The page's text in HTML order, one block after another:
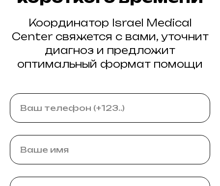
Координатор Israel Medical
Center свяжется с вами, уточнит
диагноз и предложит
оптимальный формат помощи